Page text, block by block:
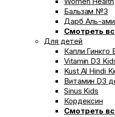
Бальзам №3
Дарб Аль-
Смотреть
Для детей
Капли Гинкго
Vitamin D3
Kust Al Hindi
Витамин D3
Sinus Kids
Кордексин
Смотреть